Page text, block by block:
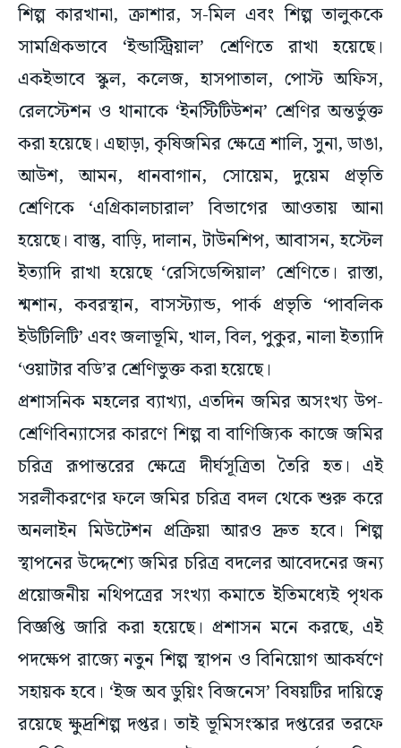
শিল্প কারখানা, ক্রাশার, স-মিল এবং শিল্প তালুককে
সামগ্রিকভাবে ‘ইন্ডাস্ট্রিয়াল’ শ্রেণিতে রাখা হয়েছে।
একইভাবে স্কুল, কলেজ, হাসপাতাল, পোস্ট অফিস,
রেলস্টেশন ও থানাকে ‘ইনস্টিটিউশন’ শ্রেণির অন্তর্ভুক্ত
করা হয়েছে। এছাড়া, কৃষিজমির ক্ষেত্রে শালি, সুনা, ডাঙা,
আউশ, আমন, ধানবাগান, সোয়েম, দুয়েম প্রভৃতি
শ্রেণিকে ‘এগ্রিকালচারাল’ বিভাগের আওতায় আনা
হয়েছে। বাস্তু, বাড়ি, দালান, টাউনশিপ, আবাসন, হস্টেল
ইত্যাদি রাখা হয়েছে ‘রেসিডেন্সিয়াল’ শ্রেণিতে। রাস্তা,
শ্মশান, কবরস্থান, বাসস্ট্যান্ড, পার্ক প্রভৃতি ‘পাবলিক
ইউটিলিটি’ এবং জলাভূমি, খাল, বিল, পুকুর, নালা ইত্যাদি
‘ওয়াটার বডি’র শ্রেণিভুক্ত করা হয়েছে।
প্রশাসনিক মহলের ব্যাখ্যা, এতদিন জমির অসংখ্য উপ-
শ্রেণিবিন্যাসের কারণে শিল্প বা বাণিজ্যিক কাজে জমির
চরিত্র রূপান্তরের ক্ষেত্রে দীর্ঘসূত্রিতা তৈরি হত। এই
সরলীকরণের ফলে জমির চরিত্র বদল থেকে শুরু করে
অনলাইন মিউটেশন প্রক্রিয়া আরও দ্রুত হবে। শিল্প
স্থাপনের উদ্দেশ্যে জমির চরিত্র বদলের আবেদনের জন্য
প্রয়োজনীয় নথিপত্রের সংখ্যা কমাতে ইতিমধ্যেই পৃথক
বিজ্ঞপ্তি জারি করা হয়েছে। প্রশাসন মনে করছে, এই
পদক্ষেপ রাজ্যে নতুন শিল্প স্থাপন ও বিনিয়োগ আকর্ষণে
সহায়ক হবে। ‘ইজ অব ডুয়িং বিজনেস’ বিষয়টির দায়িত্বে
রয়েছে ক্ষুদ্রশিল্প দপ্তর। তাই ভূমিসংস্কার দপ্তরের তরফে